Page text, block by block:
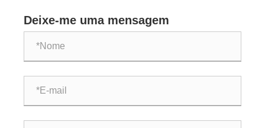
Deixe-me uma mensagem